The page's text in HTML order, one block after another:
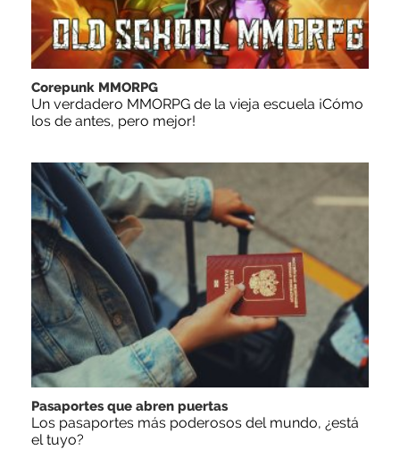
Corepunk MMORPG
Un verdadero MMORPG de la vieja escuela ¡Cómo
los de antes, pero mejor!
Pasaportes que abren puertas
Los pasaportes más poderosos del mundo, ¿está
el tuyo?